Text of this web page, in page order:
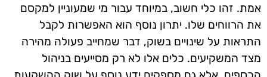
אמת. זהו כלי חשוב, במיוחד עבור מי שמעוניין למקסם
את הרווחים שלו. יתרון נוסף הוא האפשרות לקבל
התראות על שינויים בשוק, דבר שמחייב פעולה מהירה
מצד המשקיעים. כלים אלו לא רק מסייעים בניהול